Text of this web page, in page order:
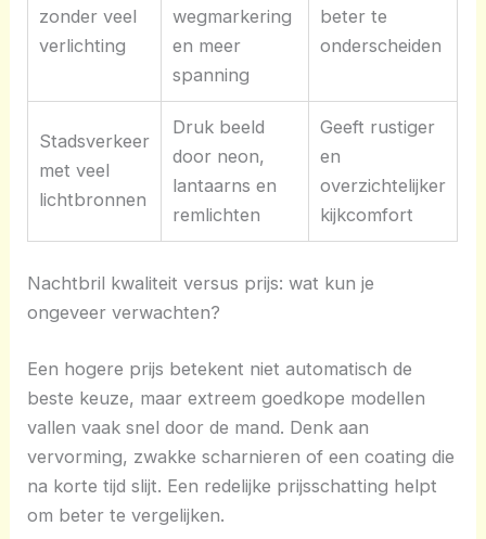
zonder veel
verlichting
wegmarkering
en meer
spanning
beter te
onderscheiden
Stadsverkeer
met veel
lichtbronnen
Druk beeld
door neon,
lantaarns en
remlichten
Geeft rustiger
en
overzichtelijker
kijkcomfort
Nachtbril kwaliteit versus prijs: wat kun je
ongeveer verwachten?
Een hogere prijs betekent niet automatisch de
beste keuze, maar extreem goedkope modellen
vallen vaak snel door de mand. Denk aan
vervorming, zwakke scharnieren of een coating die
na korte tijd slijt. Een redelijke prijsschatting helpt
om beter te vergelijken.